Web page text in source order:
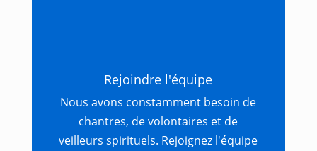
Rejoindre l'équipe
Nous avons constamment besoin de
chantres, de volontaires et de
veilleurs spirituels. Rejoignez l'équipe